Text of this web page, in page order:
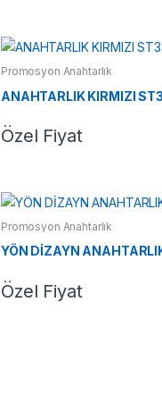
Promosyon Anahtarlık
ANAHTARLIK KIRMIZI
Özel Fiyat
Promosyon Anahtarlık
YÖN DİZAYN
Özel Fiyat